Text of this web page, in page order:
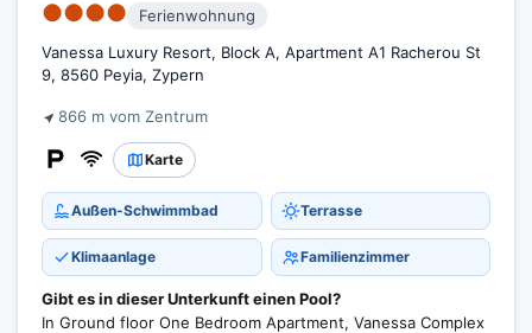
●●●●
Ferienwohnung
Vanessa Luxury Resort, Block A, Apartment A1 Racherou St
9, 8560 Peyia, Zypern
866 m vom Zentrum
Karte
Außen-Schwimmbad Terrasse
Klimaanlage Familienzimmer
Gibt es in dieser Unterkunft einen Pool?
In Ground floor One Bedroom Apartment, Vanessa Complex